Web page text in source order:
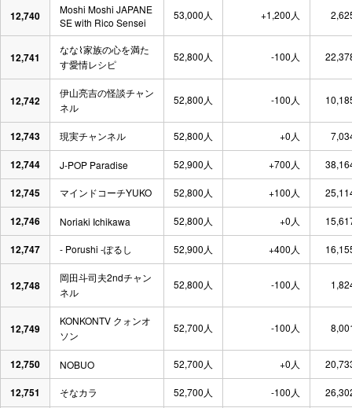
12,740
Moshi Moshi JAPANE
SE with Rico Sensei
53,000人 +1,200人
12,741
なな⌇家族の心を満た
す愛情レシピ
52,800人 -100人
12,742
伊山亮吉の怪談チャン
ネル
52,800人 -100人
12,743 現実チャンネル 52,800人 +0人
12,744 J-POP Paradise 52,900人 +700人
12,745 マインドコーチYUKO 52,800人 +100人
12,746 Noriaki Ichikawa 52,800人 +0人
12,747 - Porushi -ぽるし 52,900人 +400人
12,748
岡田斗司夫2ndチャン
ネル
52,800人 -100人
12,749
KONKONTV クォンオ
ソン
52,700人 -100人
12,750 NOBUO 52,700人 +0人
12,751 そなカラ 52,700人 -100人